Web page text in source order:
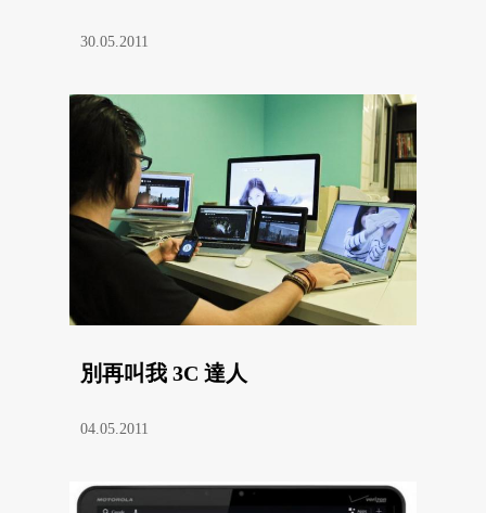
30.05.2011
別再叫我 3C 達人
04.05.2011